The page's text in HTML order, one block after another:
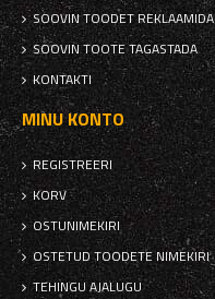
SOOVIN TOODET REKLAAMIDA
SOOVIN TOOTE TAGASTADA
KONTAKTI
MINU KONTO
REGISTREERI
KORV
OSTUNIMEKIRI
OSTETUD TOODETE NIMEKIRI
TEHINGU AJALUGU